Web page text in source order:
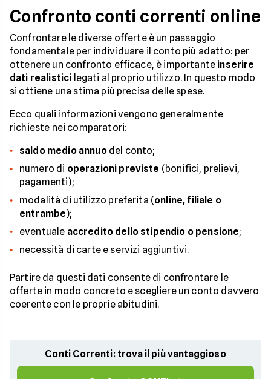
Confronto conti correnti online
Confrontare le diverse offerte è un passaggio
fondamentale per individuare il conto più adatto: per
ottenere un confronto efficace, è importante inserire
dati realistici legati al proprio utilizzo. In questo modo
si ottiene una stima più precisa delle spese.
Ecco quali informazioni vengono generalmente
richieste nei comparatori:
saldo medio annuodel conto;
numero di operazioni previste (bonifici, prelievi,
pagamenti);
modalità di utilizzo preferita (online, filiale o
entrambe);
eventuale accredito dello stipendio o pensione;
necessità di carte e servizi aggiuntivi.
Partire da questi dati consente di confrontare le
offerte in modo concreto e scegliere un conto davvero
coerente con le proprie abitudini.
Conti Correnti: trova il più vantaggioso